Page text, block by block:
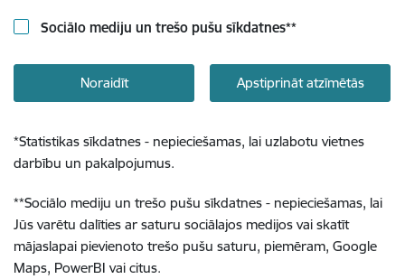
Sociālo mediju un trešo pušu sīkdatnes**
Noraidīt Apstiprināt atzīmētās
*Statistikas sīkdatnes - nepieciešamas, lai uzlabotu vietnes
darbību un pakalpojumus.
**Sociālo mediju un trešo pušu sīkdatnes - nepieciešamas, lai
Jūs varētu dalīties ar saturu sociālajos medijos vai skatīt
mājaslapai pievienoto trešo pušu saturu, piemēram, Google
Maps, PowerBI vai citus.